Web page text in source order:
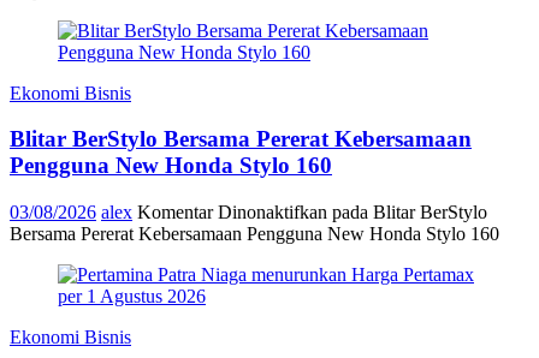
Ekonomi Bisnis
Blitar BerStylo Bersama Pererat Kebersamaan
Pengguna New Honda Stylo 160
03/08/2026 alex Komentar Dinonaktifkan pada Blitar BerStylo
Bersama Pererat Kebersamaan Pengguna New Honda Stylo 160
Ekonomi Bisnis